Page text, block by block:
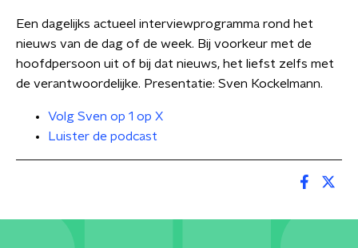
Een dagelijks actueel interviewprogramma rond het
nieuws van de dag of de week. Bij voorkeur met de
hoofdpersoon uit of bij dat nieuws, het liefst zelfs met
de verantwoordelijke. Presentatie: Sven Kockelmann.
Volg Sven op 1 op X
Luister de podcast